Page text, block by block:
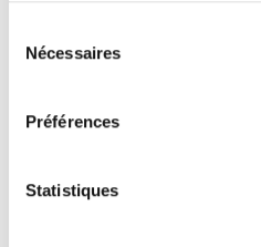
Nécessaires
Préférences
Statistiques